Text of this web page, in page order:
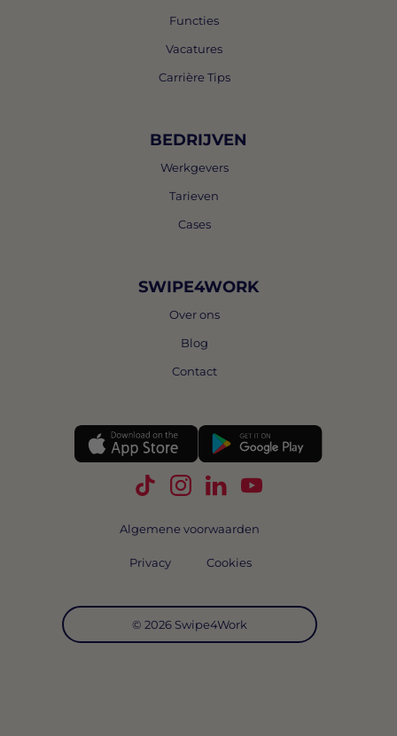
Functies
Vacatures
Carrière Tips
BEDRIJVEN
Werkgevers
Tarieven
Cases
SWIPE4WORK
Over ons
Blog
Contact
Volg Swipe4Work op TikTok
Volg Swipe4Work op
Volg Swipe4Work op
Volg Swipe4Work
© 2026 Swipe4Work
Algemene voorwaarden
Privacy Cookies